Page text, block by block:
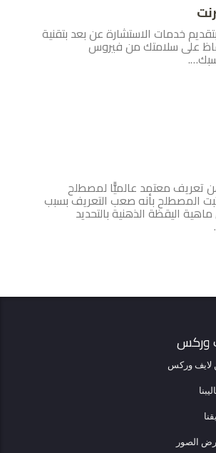
خدمات الاستشارة عن بعد بتقنية
على سلامتك من فيروس
تعريف معتمد عالميًّا لمصطلح
المصطلح بأنه صعب التعريف بسبب
اليقظة الذهنية بالتحديد
وركس
لايف وركس
الصور